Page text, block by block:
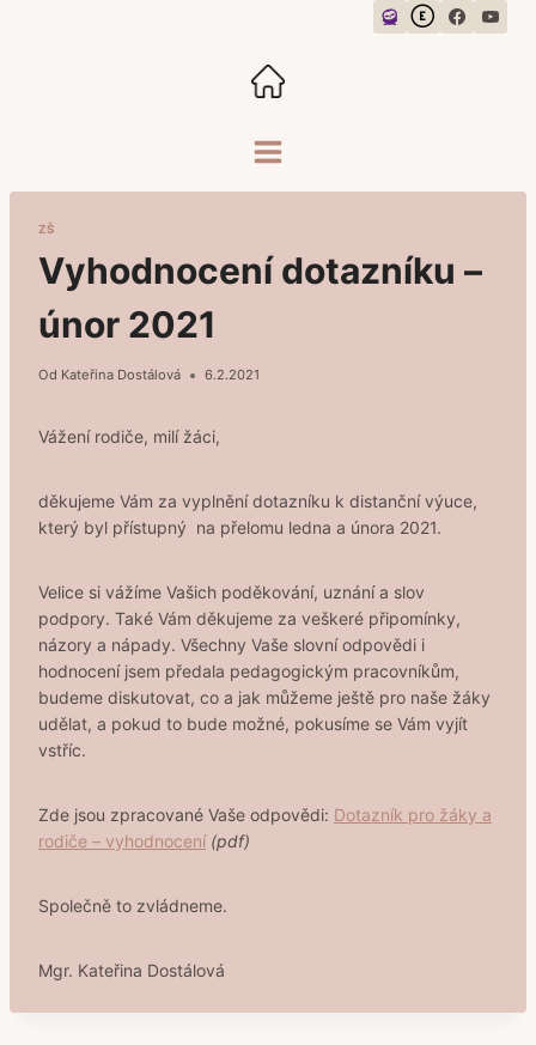
ZŠ
Vyhodnocení dotazníku –
únor 2021
Od Kateřina Dostálová 6.2.2021
Vážení rodiče, milí žáci,
děkujeme Vám za vyplnění dotazníku k distanční výuce,
který byl přístupný na přelomu ledna a února 2021.
Velice si vážíme Vašich poděkování, uznání a slov
podpory. Také Vám děkujeme za veškeré připomínky,
názory a nápady. Všechny Vaše slovní odpovědi i
hodnocení jsem předala pedagogickým pracovníkům,
budeme diskutovat, co a jak můžeme ještě pro naše žáky
udělat, a pokud to bude možné, pokusíme se Vám vyjít
vstříc.
Zde jsou zpracované Vaše odpovědi: Dotazník pro žáky a
rodiče – vyhodnocení (pdf)
Společně to zvládneme.
Mgr. Kateřina Dostálová